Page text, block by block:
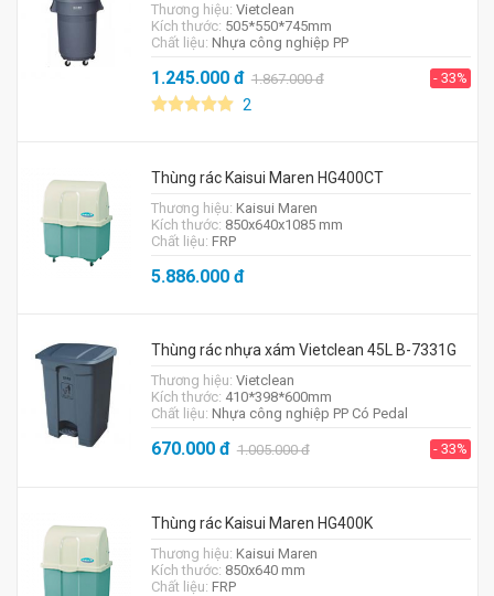
Thương hiệu: Vietclean
Kích thước: 505*550*745mm
Chất liệu: Nhựa công nghiệp PP
1.245.000đ 1.867.000đ - 33%
2
Thùng rác Kaisui Maren HG400CT
Thương hiệu: Kaisui Maren
Kích thước: 850x640x1085 mm
Chất liệu: FRP
5.886.000đ
Thùng rác nhựa xám Vietclean 45L B-7331G
Thương hiệu: Vietclean
Kích thước: 410*398*600mm
Chất liệu: Nhựa công nghiệp PP Có Pedal
670.000đ 1.005.000đ - 33%
Thùng rác Kaisui Maren HG400K
Thương hiệu: Kaisui Maren
Kích thước: 850x640 mm
Chất liệu: FRP